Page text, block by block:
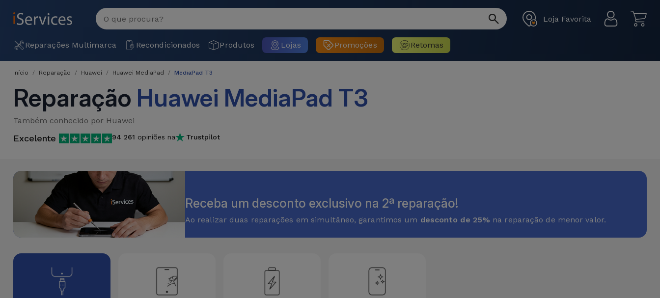
Loja Favorita
Reparações Multimarca Recondicionados Produtos Lojas Promoções Retomas
MENU
Reparações
Por
Avaria
iPhone
iPad
Macbook
/ iMac
Watch
Samsung
iPhones
Recondicionados
Recondicionados
Apple Watch
Recondicionados
Recondicionados
Produtos
DJI
Novidades
Cabos
Adaptadores
Películas
Lojas
Promoções
Retomas
Ver
Início Reparação Huawei Huawei MediaPad MediaPad T3
Reparação Huawei MediaPad T3
Também conhecido por Huawei
Excelente 94 261 opiniões na Trustpilot
Receba um desconto exclusivo na 2ª reparação!
Ao realizar duas reparações em simultâneo, garantimos um desconto de 25% na reparação de menor valor.